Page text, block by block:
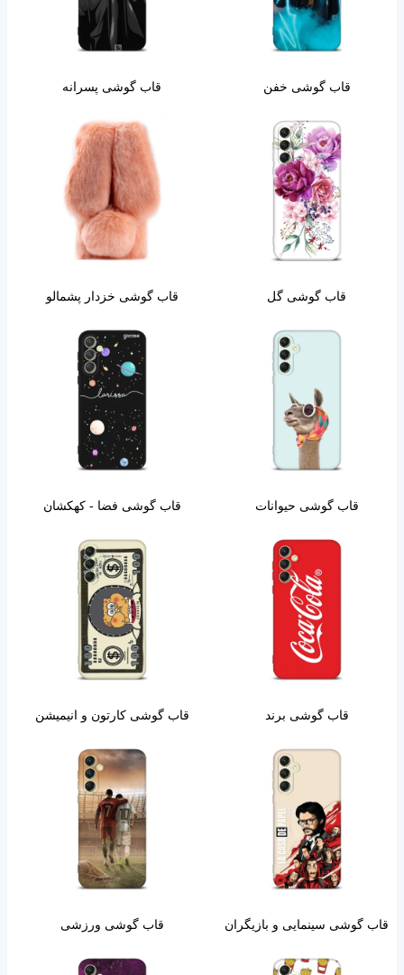
قاب گوشی خفن قاب گوشی پسرانه
قاب گوشی گل قاب گوشی خزدار پشمالو
قاب گوشی حیوانات قاب گوشی فضا - کهکشان
قاب گوشی برند قاب گوشی کارتون و انیمیشن
قاب گوشی سینمایی و بازیگران قاب گوشی ورزشی